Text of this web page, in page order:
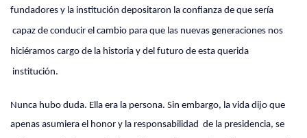
fundadores y la institución depositaron la confianza de que sería
capaz de conducir el cambio para que las nuevas generaciones nos
hiciéramos cargo de la historia y del futuro de esta querida
institución.
Nunca hubo duda. Ella era la persona. Sin embargo, la vida dijo que
apenas asumiera el honor y la responsabilidad de la presidencia, se